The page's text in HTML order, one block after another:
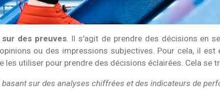
des preuves. Il s'agit de prendre des décisions en
ou des impressions subjectives. Pour cela, il
les utiliser pour prendre des décisions éclairées. Cela se
sur des analyses chiffrées et des indicateurs de